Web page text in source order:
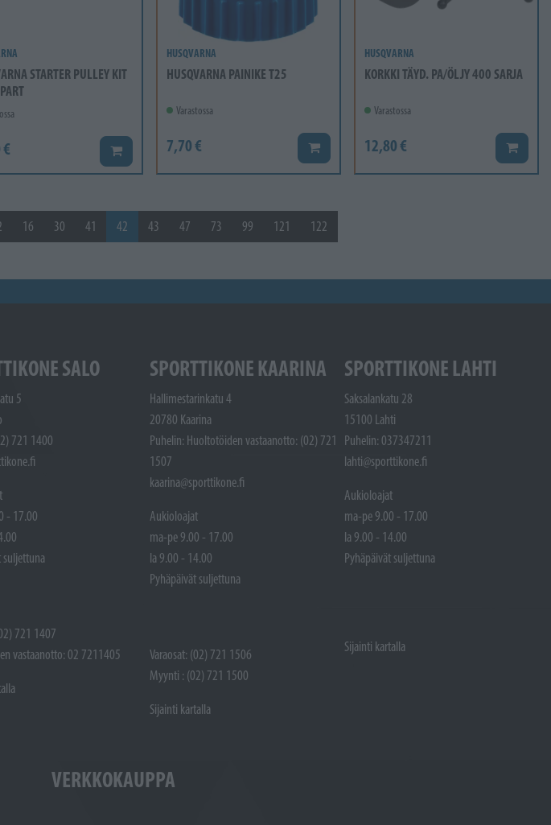
STARTER PULLEY KIT
Lisää koriin
HUSQVARNA
HUSQVARNA PAINIKE T25
Varastossa
7,70 € Lisää koriin
HUSQVARNA
KORKKI TÄYD. PA/ÖLJY 400 SARJA
Varastossa
12,80 € Lisää
16 30 41 42 43 47 73 99 121 122
SALO
5
721 1400
- 17.00
suljettuna
721 1407
vastaanotto: 02 7211405
SPORTTIKONE KAARINA
Hallimestarinkatu 4
20780 Kaarina
Puhelin: Huoltotöiden vastaanotto: (02) 721
1507
kaarina@sporttikone.fi
Aukioloajat
ma-pe 9.00 - 17.00
la 9.00 - 14.00
Pyhäpäivät suljettuna
Varaosat: (02) 721 1506
Myynti : (02) 721 1500
Sijainti kartalla
SPORTTIKONE LAHTI
Saksalankatu 28
15100 Lahti
Puhelin: 037347211
lahti@sporttikone.fi
Aukioloajat
ma-pe 9.00 - 17.00
la 9.00 - 14.00
Pyhäpäivät suljettuna
Sijainti kartalla
VERKKOKAUPPA